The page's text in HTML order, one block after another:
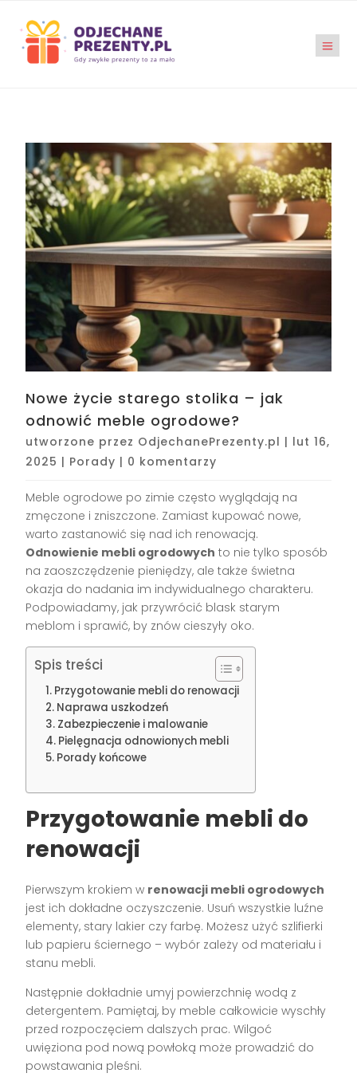
Nowe życie starego stolika – jak
odnowić meble ogrodowe?
utworzone przez OdjechanePrezenty.pl | lut 16,
2025 | Porady | 0 komentarzy
Meble ogrodowe po zimie często wyglądają na
zmęczone i zniszczone. Zamiast kupować nowe,
warto zastanowić się nad ich renowacją.
Odnowienie mebli ogrodowych to nie tylko sposób
na zaoszczędzenie pieniędzy, ale także świetna
okazja do nadania im indywidualnego charakteru.
Podpowiadamy, jak przywrócić blask starym
meblom i sprawić, by znów cieszyły oko.
Spis treści
Przygotowanie mebli do renowacji
Naprawa uszkodzeń
Zabezpieczenie i malowanie
Pielęgnacja odnowionych mebli
Porady końcowe
Przygotowanie mebli do
renowacji
Pierwszym krokiem w renowacji mebli ogrodowych
jest ich dokładne oczyszczenie. Usuń wszystkie luźne
elementy, stary lakier czy farbę. Możesz użyć szlifierki
lub papieru ściernego – wybór zależy od materiału i
stanu mebli.
Następnie dokładnie umyj powierzchnię wodą z
detergentem. Pamiętaj, by meble całkowicie wyschły
przed rozpoczęciem dalszych prac. Wilgoć
uwięziona pod nową powłoką może prowadzić do
powstawania pleśni.